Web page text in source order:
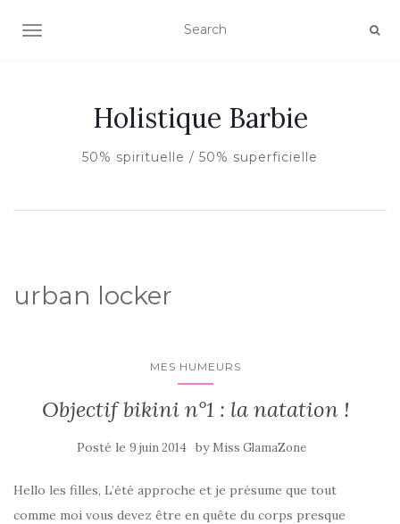
AFFICHER/MASQUER LA NAVIGATION
Holistique Barbie
50% spirituelle / 50% superficielle
urban locker
MES HUMEURS
Objectif bikini n°1 : la natation !
Posté le 9 juin 2014 by Miss GlamaZone
Hello les filles, L’été approche et je présume que tout
comme moi vous devez être en quête du corps presque